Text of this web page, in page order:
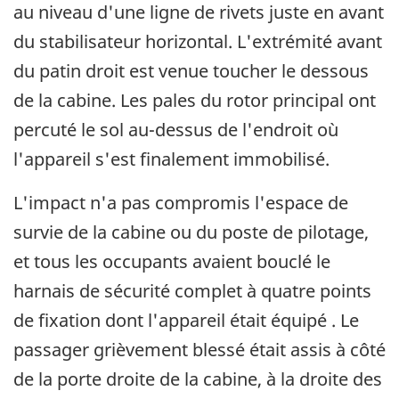
au niveau d'une ligne de rivets juste en avant
du stabilisateur horizontal. L'extrémité avant
du patin droit est venue toucher le dessous
de la cabine. Les pales du rotor principal ont
percuté le sol au-dessus de l'endroit où
l'appareil s'est finalement immobilisé.
L'impact n'a pas compromis l'espace de
survie de la cabine ou du poste de pilotage,
et tous les occupants avaient bouclé le
harnais de sécurité complet à quatre points
de fixation dont l'appareil était équipé . Le
passager grièvement blessé était assis à côté
de la porte droite de la cabine, à la droite des